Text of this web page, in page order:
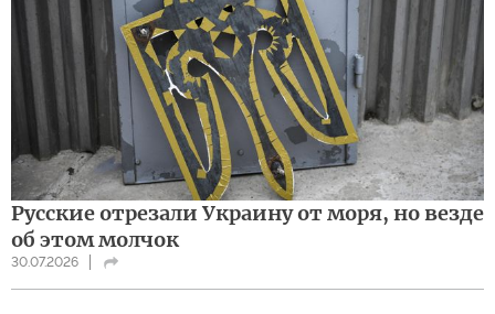
Русские отрезали Украину от моря, но везде
об этом молчок
30.07.2026